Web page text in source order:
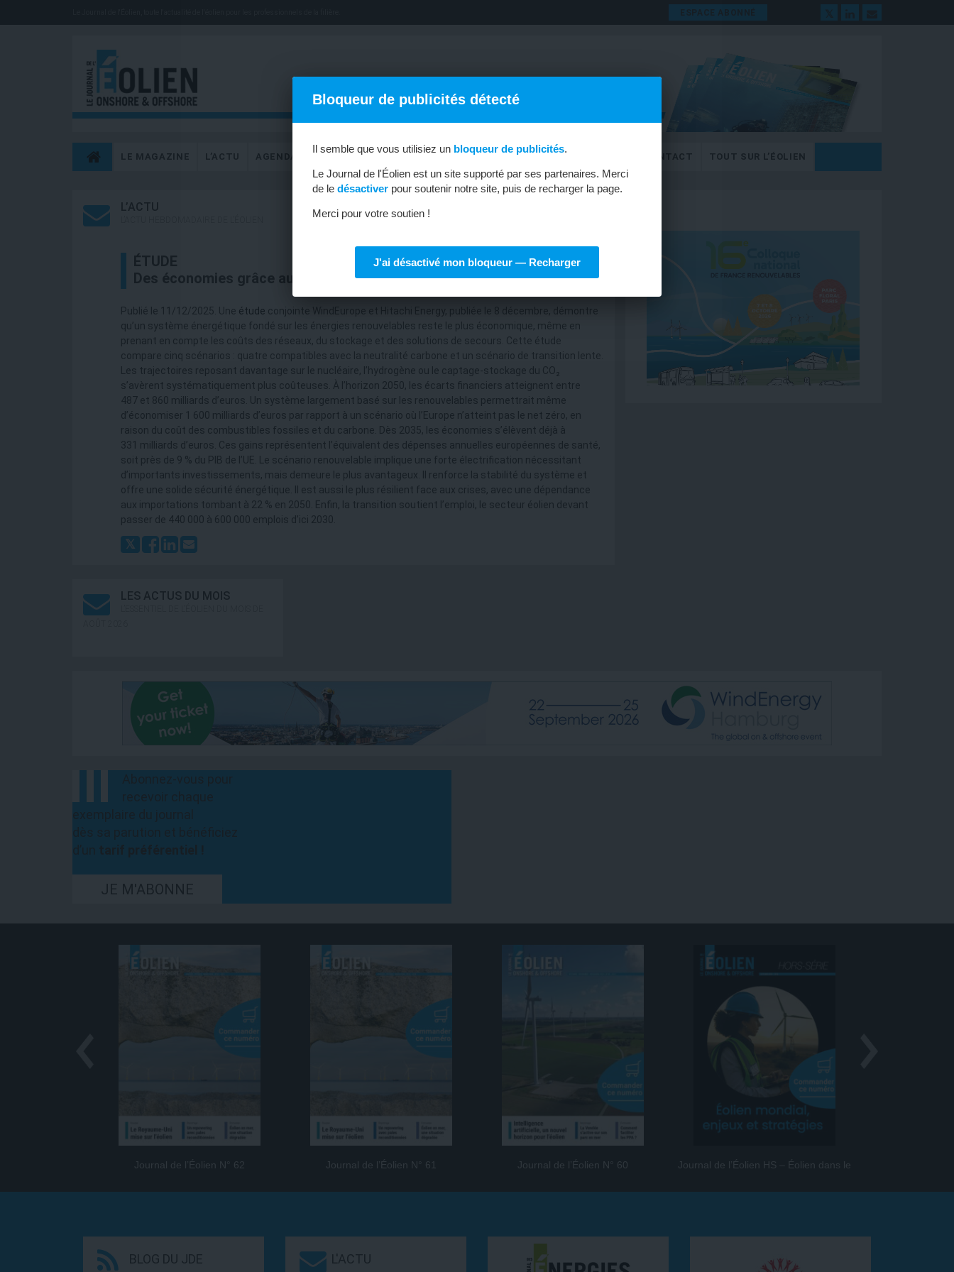
ESPACE ABONNÉ
LE MAGAZINE L’ACTU AGENDA OFFRES D’EMPLOI MÉTIERS & FORMATIONS CONTACT TOUT SUR L’ÉOLIEN
L’ACTU
ÉTUDE
Des économies grâce aux renouvelables
Publié le 11/12/2025. Une étude conjointe WindEurope et Hitachi Energy, publiée le 8 décembre, démontre
qu’un système énergétique fondé sur les énergies renouvelables reste le plus économique, même en
prenant en compte les coûts des réseaux, du stockage et des solutions de secours. Cette étude
compare cinq scénarios : quatre compatibles avec la neutralité carbone et un scénario de transition lente.
Les trajectoires reposant davantage sur le nucléaire, l’hydrogène ou le captage-stockage du CO₂
s’avèrent systématiquement plus coûteuses. À l’horizon 2050, les écarts financiers atteignent entre
487 et 860 milliards d’euros. Un système largement basé sur les renouvelables permettrait même
d’économiser 1 600 milliards d’euros par rapport à un scénario où l’Europe n’atteint pas le net zéro, en
raison du coût des combustibles fossiles et du carbone. Dès 2035, les économies s’élèvent déjà à
331 milliards d’euros. Ces gains représentent l’équivalent des dépenses annuelles européennes de santé,
soit près de 9 % du PIB de l’UE. Le scénario renouvelable implique une forte électrification nécessitant
d’importants investissements, mais demeure le plus avantageux. Il renforce la stabilité du système et
offre une solide sécurité énergétique. Il est aussi le plus résilient face aux crises, avec une dépendance
aux importations tombant à 22 % en 2050. Enfin, la transition soutient l’emploi, le secteur éolien devant
passer de 440 000 à 600 000 emplois d’ici 2030.
LES ACTUS DU MOIS
JE M'ABONNE
Journal de l’Éolien N° 62 Journal de l’Éolien N° 61 Journal de l’Éolien N° 60
Journal de l’Éolien HS – Éolien dans le
BLOG DU JDE L'ACTU
Bloqueur de publicités détecté
Il semble que vous utilisiez un bloqueur de publicités.
Le Journal de l'Éolien est un site supporté par ses partenaires. Merci
de le désactiver pour soutenir notre site, puis de recharger la page.
Merci pour votre soutien !
J'ai désactivé mon bloqueur — Recharger